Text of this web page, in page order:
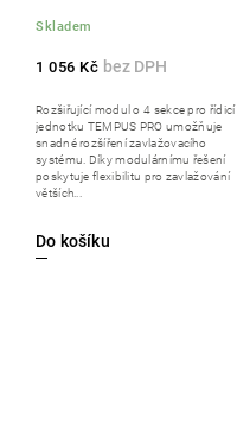
Skladem
1 056 Kč
Do košíku
Rozšiřující modul o 4 sekce pro řídicí
jednotku TEMPUS PRO umožňuje
snadné rozšíření zavlažovacího
systému. Díky modulárnímu řešení
poskytuje flexibilitu pro zavlažování
větších...